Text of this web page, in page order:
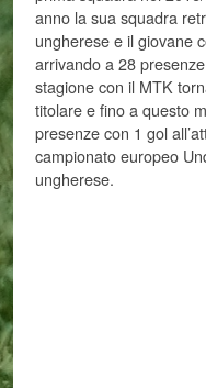
anno la sua squadra
ungherese e il giovane
arrivando a 28
stagione con il MTK
titolare e fino a questo
presenze con 1 gol
campionato europeo
ungherese.